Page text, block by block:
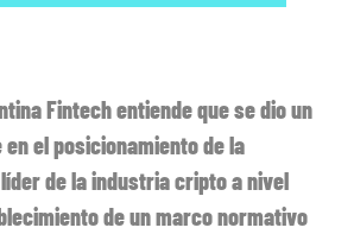
Fintech entiende que se dio un
el posicionamiento de la
de la industria cripto a nivel
de un marco normativo